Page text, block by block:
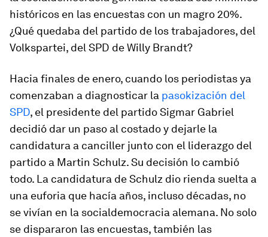
históricos en las encuestas con un magro 20%.
¿Qué quedaba del partido de los trabajadores, del
Volkspartei, del SPD de Willy Brandt?
Hacia finales de enero, cuando los periodistas ya
comenzaban a diagnosticar la pasokización del
SPD, el presidente del partido Sigmar Gabriel
decidió dar un paso al costado y dejarle la
candidatura a canciller junto con el liderazgo del
partido a Martin Schulz. Su decisión lo cambió
todo. La candidatura de Schulz dio rienda suelta a
una euforia que hacía años, incluso décadas, no
se vivían en la socialdemocracia alemana. No solo
se dispararon las encuestas, también las